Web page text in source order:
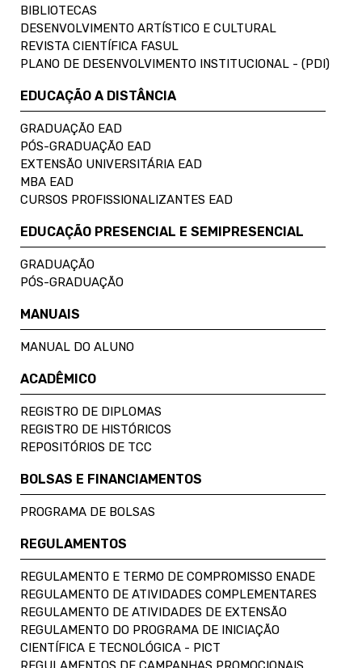
BIBLIOTECAS
DESENVOLVIMENTO ARTÍSTICO E CULTURAL
REVISTA CIENTÍFICA FASUL
PLANO DE DESENVOLVIMENTO INSTITUCIONAL - (PDI)
EDUCAÇÃO A DISTÂNCIA
GRADUAÇÃO EAD
PÓS-GRADUAÇÃO EAD
EXTENSÃO UNIVERSITÁRIA EAD
MBA EAD
CURSOS PROFISSIONALIZANTES EAD
EDUCAÇÃO PRESENCIAL E SEMIPRESENCIAL
GRADUAÇÃO
PÓS-GRADUAÇÃO
MANUAIS
MANUAL DO ALUNO
ACADÊMICO
REGISTRO DE DIPLOMAS
REGISTRO DE HISTÓRICOS
REPOSITÓRIOS DE TCC
BOLSAS E FINANCIAMENTOS
PROGRAMA DE BOLSAS
REGULAMENTOS
REGULAMENTO E TERMO DE COMPROMISSO ENADE
REGULAMENTO DE ATIVIDADES COMPLEMENTARES
REGULAMENTO DE ATIVIDADES DE EXTENSÃO
REGULAMENTO DO PROGRAMA DE INICIAÇÃO
CIENTÍFICA E TECNOLÓGICA - PICT